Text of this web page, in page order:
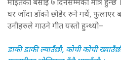
माइतको बसाइ ७ दिनसम्मको मात्र हुन्छ
घर जाँदा डाँको छोडेर रुने गर्थे, फुलाएर
उनीहरुले गाउने गीत यस्तो हुन्थ्यो–
डाकी डाकी ल्याउँछौ, कोची कोची